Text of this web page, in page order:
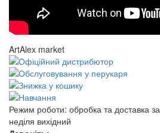
ArtAlex market
Режим роботи: обробка та доставка
неділя вихідний